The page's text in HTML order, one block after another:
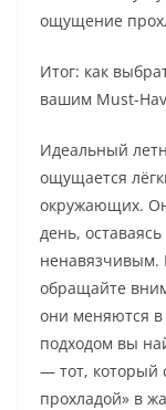
ощущение
Итог: как
вашим Must-
Идеальный
ощущается
окружающих.
день,
ненавязчивым.
обращайте
они меняются
подходом вы
— тот, который
прохладой» в